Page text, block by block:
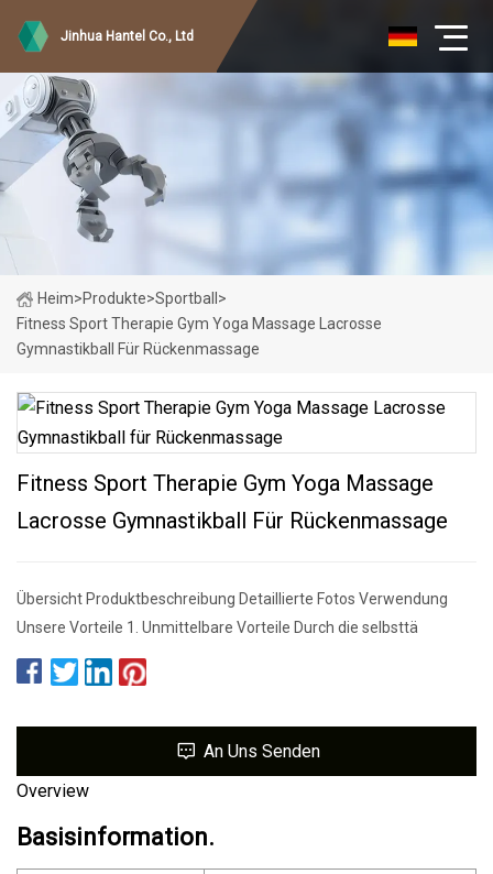
Jinhua Hantel Co., Ltd
Heim>Produkte>Sportball >
Fitness Sport Therapie Gym Yoga Massage Lacrosse
Gymnastikball Für Rückenmassage
Fitness Sport Therapie Gym Yoga Massage
Lacrosse Gymnastikball Für Rückenmassage
Übersicht Produktbeschreibung Detaillierte Fotos Verwendung
Unsere Vorteile 1. Unmittelbare Vorteile Durch die selbsttä
An Uns Senden
Overview
Basisinformation.